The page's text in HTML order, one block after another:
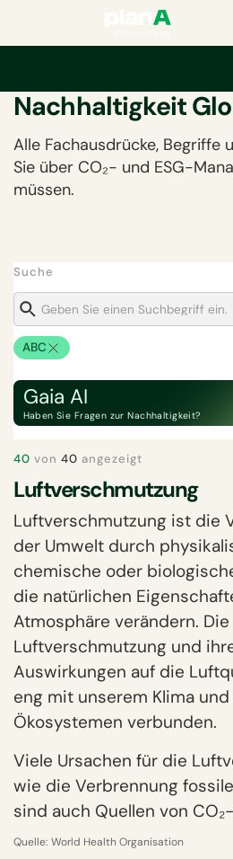
Nachhaltigkeit
Alle Fachausdrücke, Begriffe
Sie über CO₂- und ESG-
müssen.
Suche
ABC
Gaia AI
Haben Sie Fragen zur Nachhaltigkeit?
40 von 40 angezeigt
Luftverschmutzung
Luftverschmutzung ist die
der Umwelt durch
chemische oder
die natürlichen
Atmosphäre verändern. Die
Luftverschmutzung und
Auswirkungen auf die
eng mit unserem Klima
Ökosystemen verbunden.
Viele Ursachen für die
wie die Verbrennung
sind auch Quellen von
Quelle: World Health Organisation